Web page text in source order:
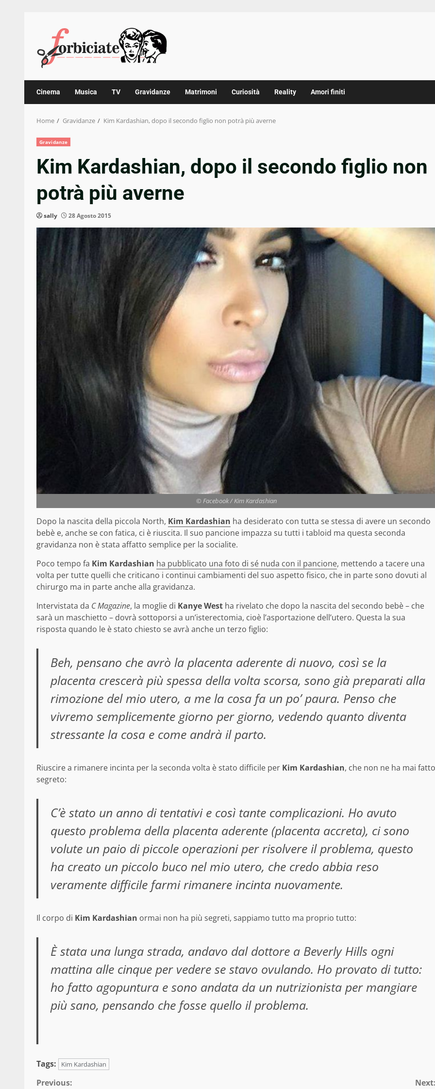
content
Cinema Musica TV Gravidanze Matrimoni Curiosità Reality Amori finiti
Home Gravidanze Kim Kardashian, dopo il secondo figlio non potrà più averne
Gravidanze
Kim Kardashian, dopo il secondo figlio non
potrà più averne
sally 28 Agosto 2015
© Facebook / Kim Kardashian
Dopo la nascita della piccola North, Kim Kardashian ha desiderato con tutta se stessa di avere un secondo
bebè e, anche se con fatica, ci è riuscita. Il suo pancione impazza su tutti i tabloid ma questa seconda
gravidanza non è stata affatto semplice per la socialite.
Poco tempo fa Kim Kardashian ha pubblicato una foto di sé nuda con il pancione, mettendo a tacere una
volta per tutte quelli che criticano i continui cambiamenti del suo aspetto fisico, che in parte sono dovuti al
chirurgo ma in parte anche alla gravidanza.
Intervistata da C Magazine, la moglie di Kanye West ha rivelato che dopo la nascita del secondo bebè – che
sarà un maschietto – dovrà sottoporsi a un’isterectomia, cioè l’asportazione dell’utero. Questa la sua
risposta quando le è stato chiesto se avrà anche un terzo figlio:
Beh, pensano che avrò la placenta aderente di nuovo, così se la
placenta crescerà più spessa della volta scorsa, sono già preparati alla
rimozione del mio utero, a me la cosa fa un po’ paura. Penso che
vivremo semplicemente giorno per giorno, vedendo quanto diventa
stressante la cosa e come andrà il parto.
Riuscire a rimanere incinta per la seconda volta è stato difficile per Kim Kardashian, che non ne ha mai fatto
segreto:
C’è stato un anno di tentativi e così tante complicazioni. Ho avuto
questo problema della placenta aderente (placenta accreta), ci sono
volute un paio di piccole operazioni per risolvere il problema, questo
ha creato un piccolo buco nel mio utero, che credo abbia reso
veramente difficile farmi rimanere incinta nuovamente.
Il corpo di Kim Kardashian ormai non ha più segreti, sappiamo tutto ma proprio tutto:
È stata una lunga strada, andavo dal dottore a Beverly Hills ogni
mattina alle cinque per vedere se stavo ovulando. Ho provato di tutto:
ho fatto agopuntura e sono andata da un nutrizionista per mangiare
più sano, pensando che fosse quello il problema.
Tags: Kim Kardashian
Previous: